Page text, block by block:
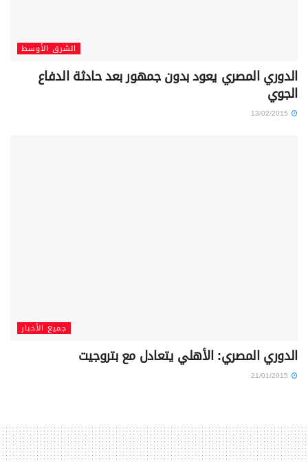
الشرق الأوسط
الدوري المصري يعود بدون جمهور بعد حادثة الدفاع
الجوي
جميع الأخبار
الدوري المصري: الأهلي يتعادل مع بتروجيت